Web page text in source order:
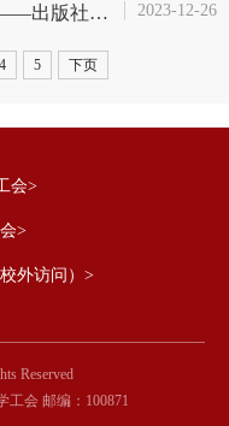
凝心聚力做出版 党政工群共建家——出版社工会“模范教职工之家”建家验... 2023-12-26
4 5 下页
会>
>
外访问）>
Reserved
工会 邮编：100871